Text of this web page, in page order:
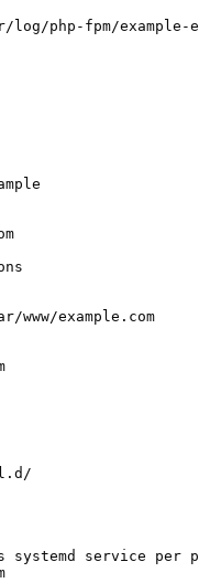
log/php-fpm/
www/example.com
service per